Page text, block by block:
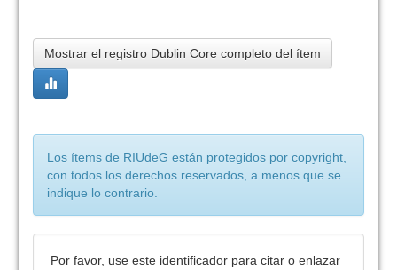
Mostrar el registro Dublin Core completo del ítem
Los ítems de RIUdeG están protegidos por copyright,
con todos los derechos reservados, a menos que se
indique lo contrario.
Por favor, use este identificador para citar o enlazar